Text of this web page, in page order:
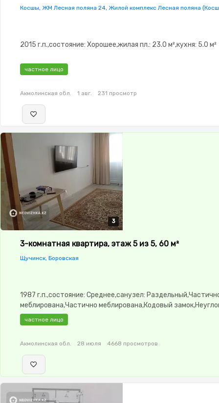
Косшы, ЖМ Лесная поляна 24, Жилой комплекс Лесная поляна
2015 г.п.,состояние: Хорошее,жилая пл.: 23.0 м²,кухня: 5.0 м²
частное лицо
Акмолинская обл. 1 авг. 231 просмотр
3
3
3
3-комнатная квартира, этаж 5 из 5, 60 м²
Щучинск, Боровская
1987 г.п.,состояние: Среднее,санузел:
меблирована,Частично меблирована,Кодовый
изолированы,Кладовка
частное лицо
Акмолинская обл. 28 июля 4668 просмотров